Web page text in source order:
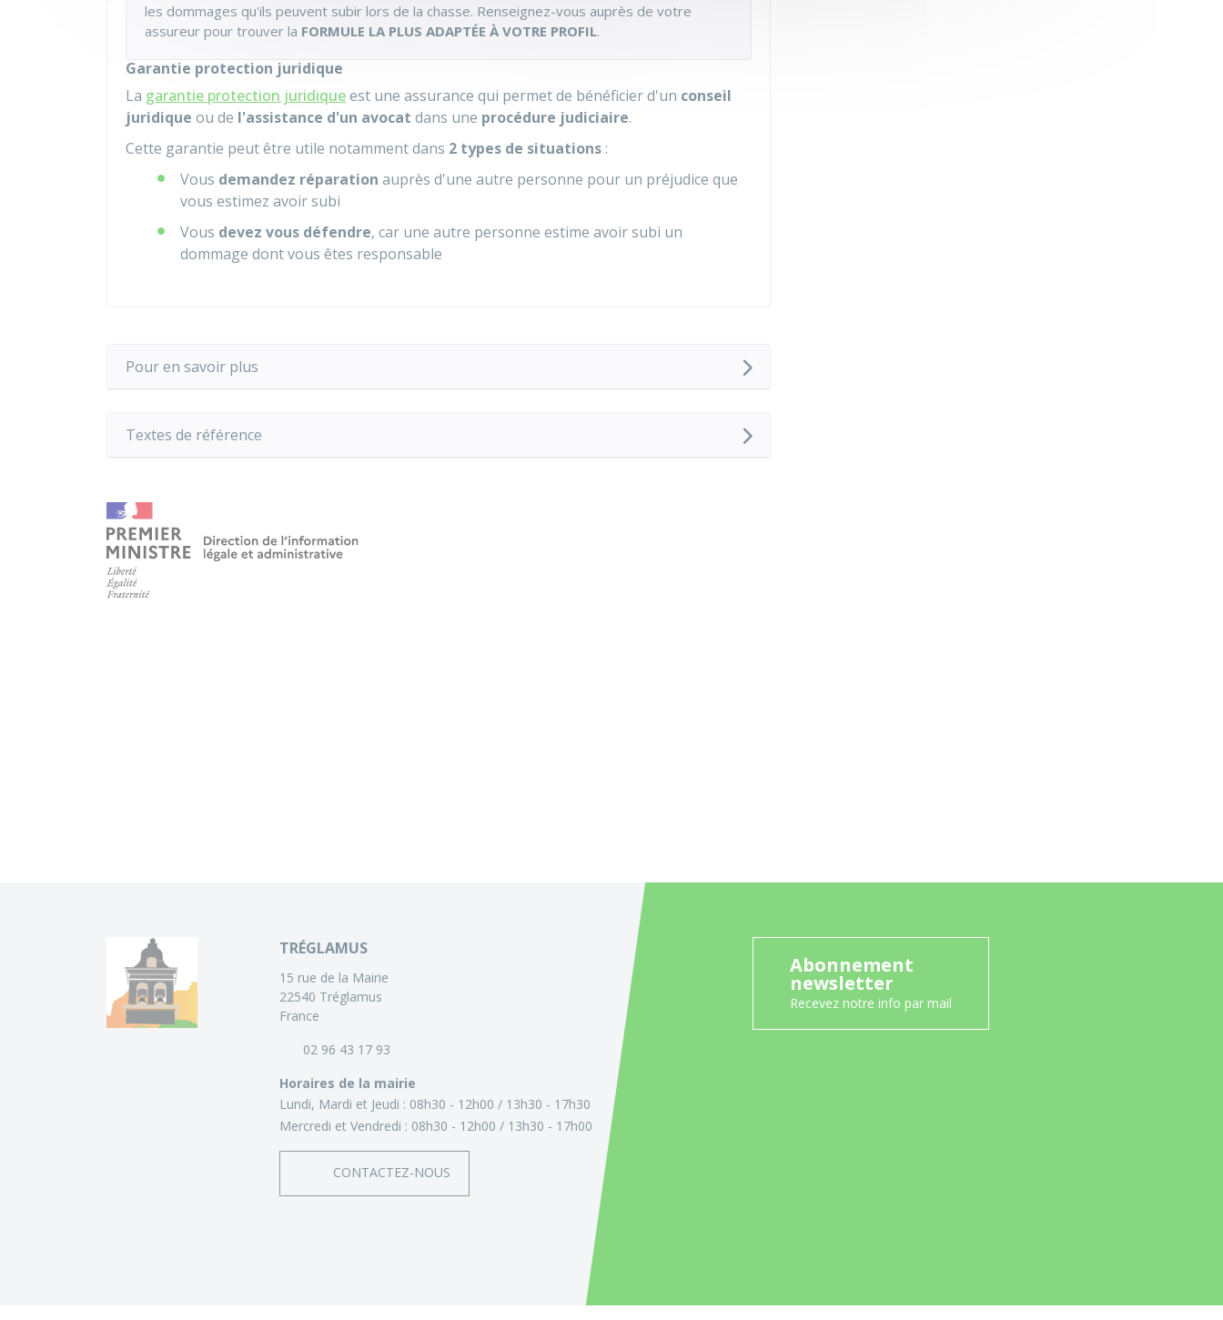
les dommages qu'ils peuvent subir lors de la chasse. Renseignez-vous auprès de votre
assureur pour trouver la FORMULE LA PLUS ADAPTÉE À VOTRE PROFIL.
Garantie protection juridique
La garantie protection juridiqueest une assurance qui permet de bénéficier d'un conseil
juridique ou de l'assistance d'un avocat dans une procédure judiciaire.
Cette garantie peut être utile notamment dans 2 types de situations :
Vous demandez réparation auprès d'une autre personne pour un préjudice que
vous estimez avoir subi
Vous devez vous défendre, car une autre personne estime avoir subi un
dommage dont vous êtes responsable
Pour en savoir plus
Textes de référence
TRÉGLAMUS
15 rue de la Mairie
22540 Tréglamus
France
02 96 43 17 93
Horaires de la mairie
Lundi, Mardi et Jeudi : 08h30 - 12h00
13h30 - 17h30
Mercredi et Vendredi : 08h30 - 12h00 13h30 - 17h00
CONTACTEZ-NOUS
Abonnement
newsletter
Recevez notre info par mail